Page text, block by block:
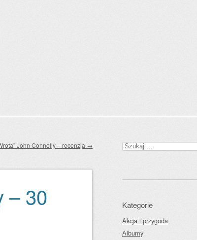
John Connolly – recenzja →
– 30
Szukaj:
Kategorie
Akcja i przygoda
Albumy